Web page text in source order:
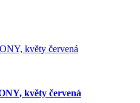
květy červená